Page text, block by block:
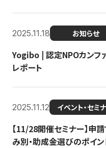
2025.11.18 お知らせ
Yogibo | 認定NPOカンフ
レポート
2025.11.12 イベント・セミ
【11/28開催セミナー】申
み別・助成金選びのポイン